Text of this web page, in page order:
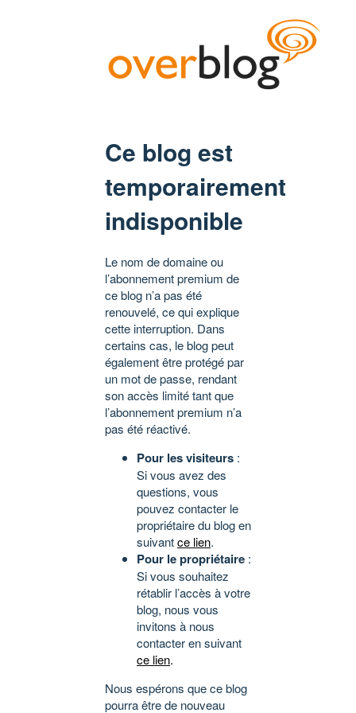
Ce blog est
temporairement
indisponible
Le nom de domaine ou
l’abonnement premium de
ce blog n’a pas été
renouvelé, ce qui explique
cette interruption. Dans
certains cas, le blog peut
également être protégé par
un mot de passe, rendant
son accès limité tant que
l’abonnement premium n’a
pas été réactivé.
Pour les visiteurs :
Si vous avez des
questions, vous
pouvez contacter le
propriétaire du blog en
suivantce lien.
Pour le propriétaire :
Si vous souhaitez
rétablir l’accès à votre
blog, nous vous
invitons à nous
contacter en suivant
ce lien.
Nous espérons que ce blog
pourra être de nouveau